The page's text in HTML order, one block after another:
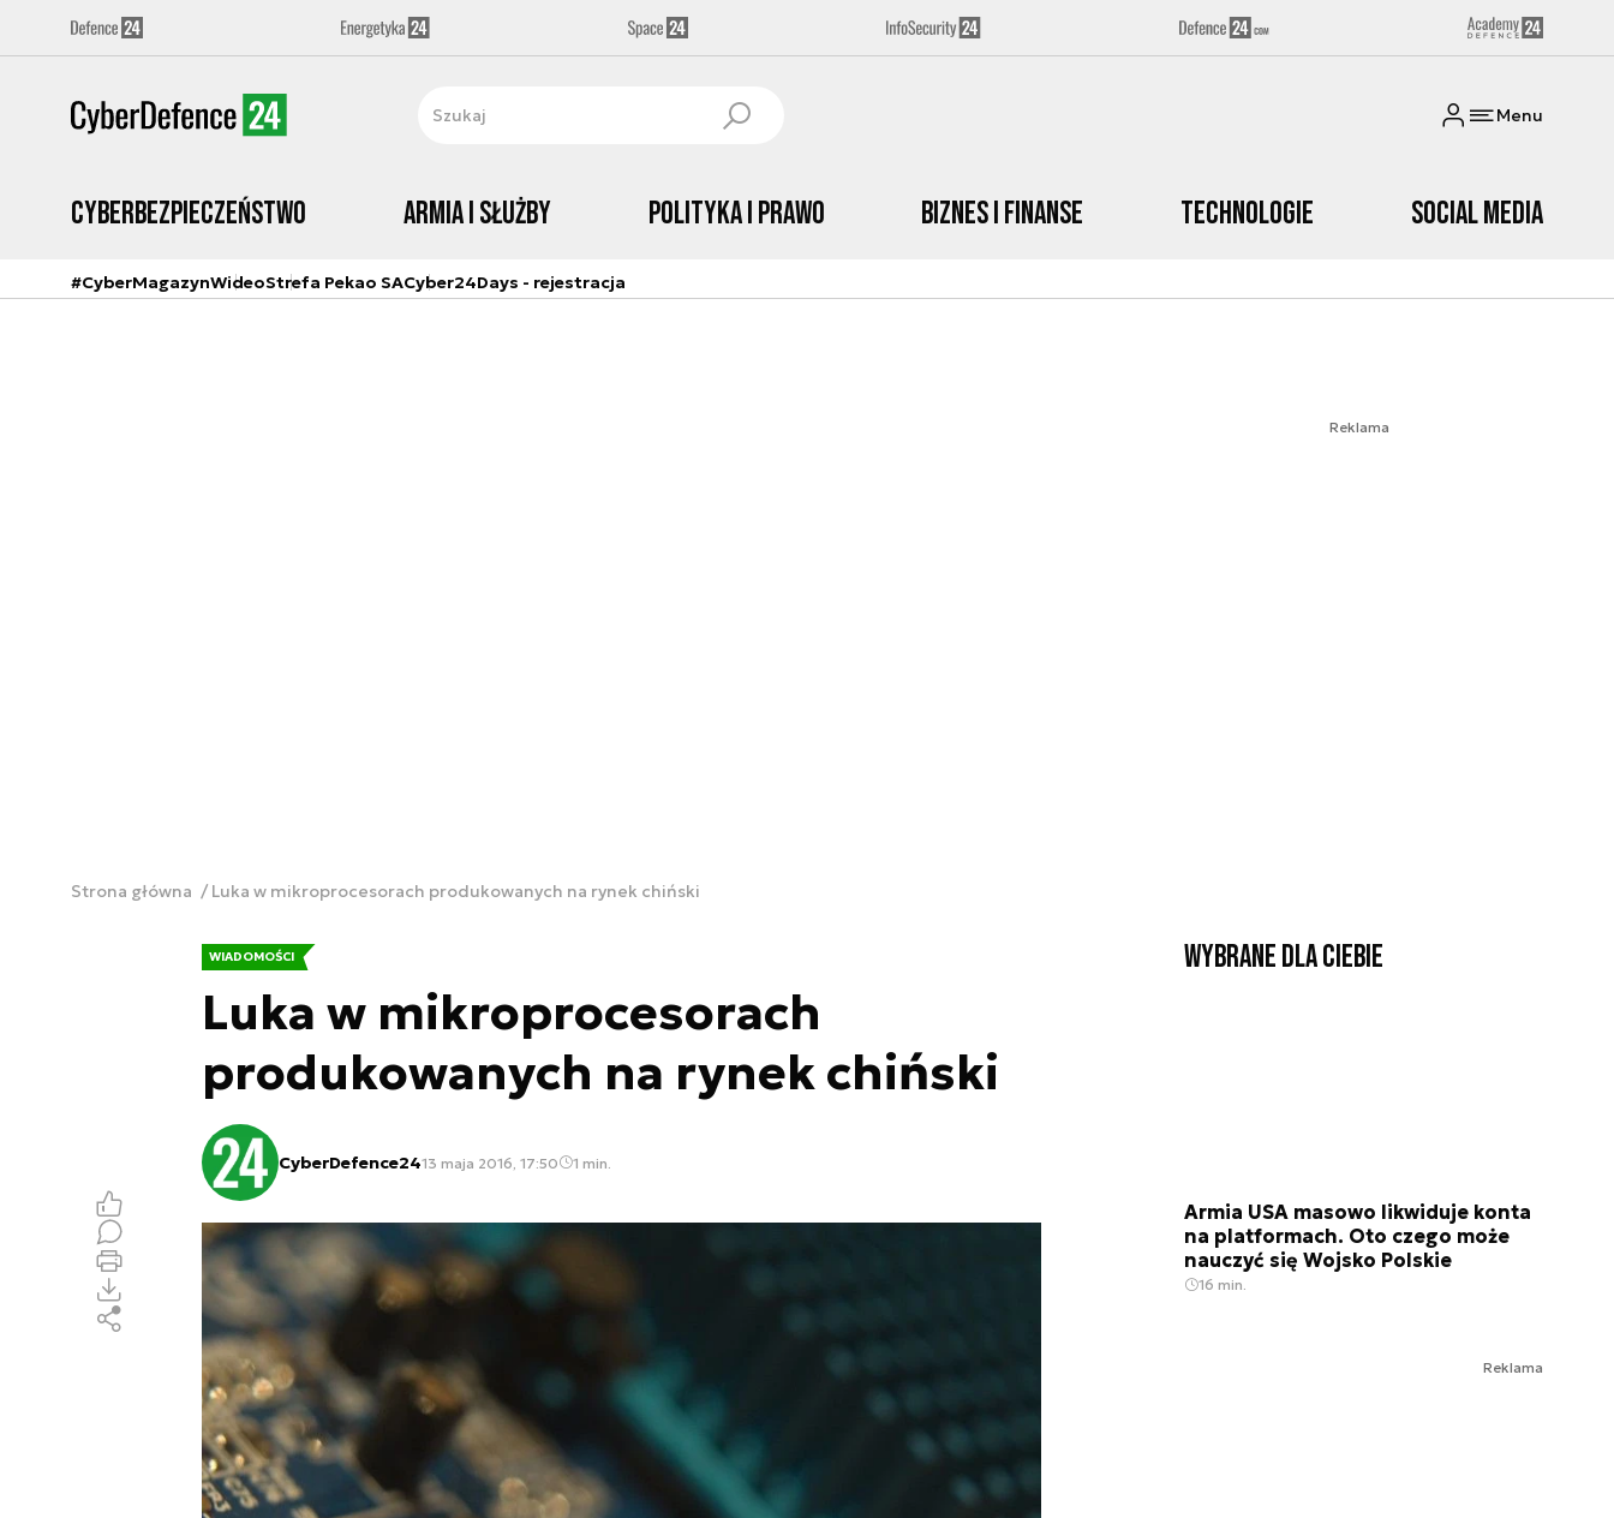
Menu
Cyberbezpieczeństwo Armia i Służby Polityka i prawo Biznes i Finanse Technologie Social media
#CyberMagazynWideoStrefa Pekao SACyber24Days - rejestracja
Reklama
Strona główna Luka w mikroprocesorach produkowanych na rynek chiński
WIADOMOŚCI
Luka w mikroprocesorach
produkowanych na rynek chiński
CyberDefence2413 maja 2016, 17:50 1 min.
Wybrane dla Ciebie
Armia USA masowo likwiduje konta
na platformach. Oto czego może
nauczyć się Wojsko Polskie
16 min.
Reklama